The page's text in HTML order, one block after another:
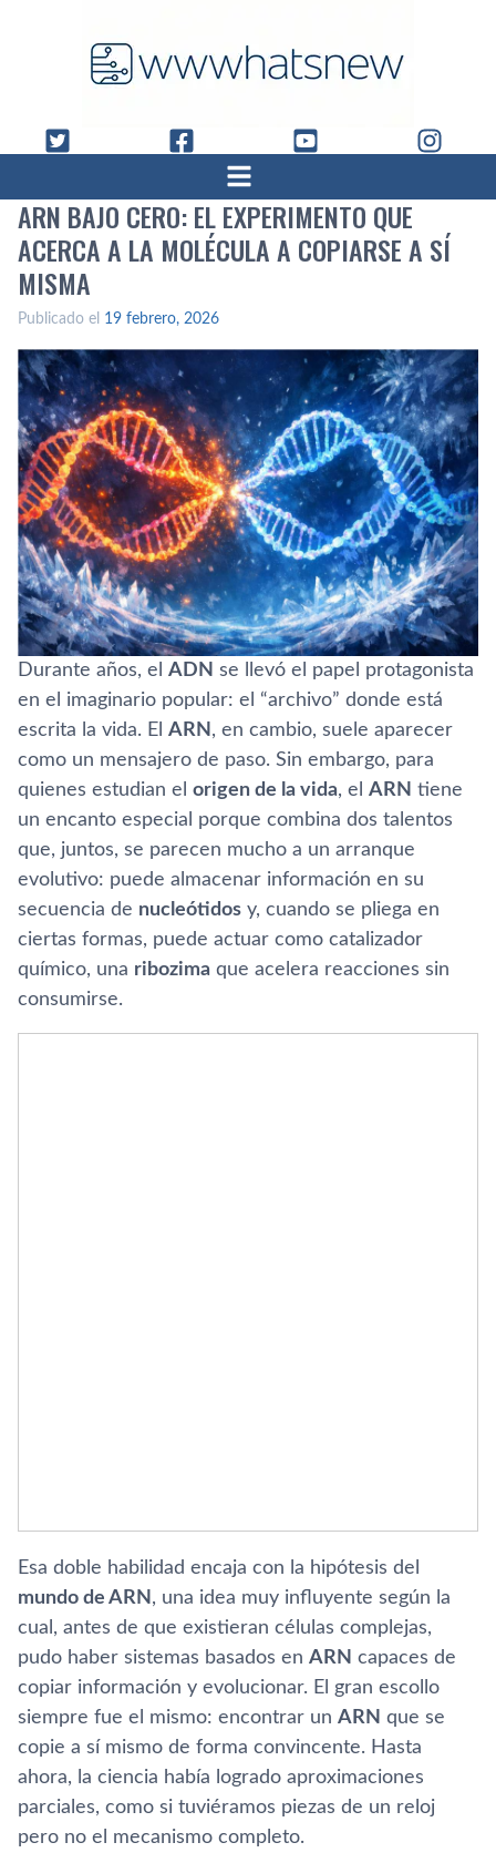
ARN BAJO CERO: EL EXPERIMENTO QUE
ACERCA A LA MOLÉCULA A COPIARSE A SÍ
MISMA
Publicado el 19 febrero, 2026
Durante años, el ADN se llevó el papel protagonista
en el imaginario popular: el “archivo” donde está
escrita la vida. El ARN , en cambio, suele aparecer
como un mensajero de paso. Sin embargo, para
quienes estudian el origen de la vida, el ARN tiene
un encanto especial porque combina dos talentos
que, juntos, se parecen mucho a un arranque
evolutivo: puede almacenar información en su
secuencia de nucleótidos y, cuando se pliega en
ciertas formas, puede actuar como catalizador
químico, una ribozima que acelera reacciones sin
consumirse.
Esa doble habilidad encaja con la hipótesis del
mundo de ARN , una idea muy influyente según la
cual, antes de que existieran células complejas,
pudo haber sistemas basados en ARN capaces de
copiar información y evolucionar. El gran escollo
siempre fue el mismo: encontrar un ARN que se
copie a sí mismo de forma convincente. Hasta
ahora, la ciencia había logrado aproximaciones
parciales, como si tuviéramos piezas de un reloj
pero no el mecanismo completo.